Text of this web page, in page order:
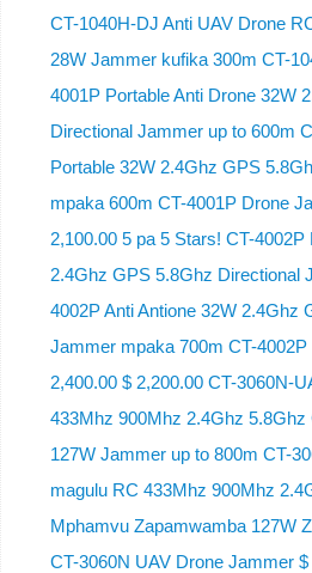
CT-1040H-DJ Anti UAV Drone
28W Jammer kufika 300m CT-
4001P Portable Anti Drone 32W
Directional Jammer up to 600m
Portable 32W 2.4Ghz GPS
mpaka 600m CT-4001P Drone
2,100.00 5 pa 5 Stars! CT-4002P
2.4Ghz GPS 5.8Ghz Directional
4002P Anti Antione 32W 2.4Ghz
Jammer mpaka 700m CT-
2,400.00 $ 2,200.00 CT-3060N-
433Mhz 900Mhz 2.4Ghz 5.8Ghz
127W Jammer up to 800m CT-
magulu RC 433Mhz 900Mhz
Mphamvu Zapamwamba 127W
CT-3060N UAV Drone Jammer